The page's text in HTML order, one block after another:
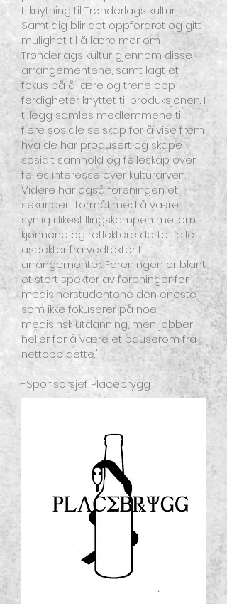
tilknytning til Trønderlags kultur.
Samtidig blir det oppfordret og gitt
mulighet til å lære mer om
Trønderlags kultur gjennom disse
arrangementene, samt lagt et
fokus på å lære og trene opp
ferdigheter knyttet til produksjonen. I
tillegg samles medlemmene til
flere sosiale selskap for å vise frem
hva de har produsert og skape
sosialt samhold og felleskap over
felles interesse over kulturarven.
Videre har også foreningen et
sekundert formål med å være
synlig i likestillingskampen mellom
kjønnene og reflektere dette i alle
aspekter fra vedtekter til
arrangementer. Foreningen er blant
et stort spekter av foreninger for
medisinerstudentene den eneste
som ikke fokuserer på noe
medisinsk utdanning, men jobber
heller for å være et pauserom fra
nettopp dette."
-Sponsorsjef Placebrygg